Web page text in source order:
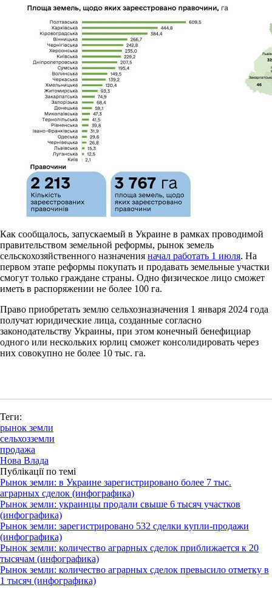
Как сообщалось, запускаемый в Украине в рамках проводимой
правительством земельной реформы, рынок земель
сельскохозяйственного назначения начал работать 1 июля. На
первом этапе реформы покупать и продавать земельные участки
смогут только граждане страны. Одно физическое лицо сможет
иметь в распоряжении не более 100 га.
Право приобретать землю сельхозназначения 1 января 2024 года
получат юридические лица, созданные согласно
законодательству Украины, при этом конечный бенефициар
одного или нескольких юрлиц сможет консолидировать через
них совокупно не более 10 тыс. га.
Теги:
рынок земли
сельхозземли
продажа
Нова Влада
Публікації по темі
Рынок земли: в Украине зарегистрировано более 7 тыс.
аграрных сделок (инфографика)
Рынок земли: украинцы продали свыше 6 тысяч участков
(инфографика)
Рынок земли: зарегистрировано 532 сделки купли-продажи
(инфографика)
Рынок земли: количество аграрных сделок приближается к 20
тысячам (инфографика)
Рынок земли: количество аграрных сделок превысило отметку в
1 тысяч (инфографика)